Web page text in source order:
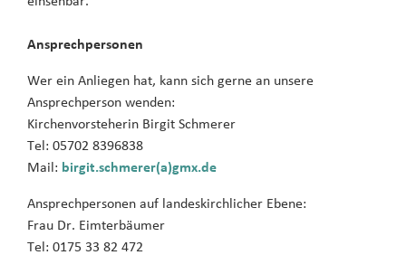
Ansprechpersonen
Wer ein Anliegen hat, kann sich gerne an unsere
Ansprechperson wenden:
Kirchenvorsteherin Birgit Schmerer
Tel: 05702 8396838
Mail: birgit.schmerer(a)gmx.de
Ansprechpersonen auf landeskirchlicher Ebene:
Frau Dr. Eimterbäumer
Tel: 0175 33 82 472